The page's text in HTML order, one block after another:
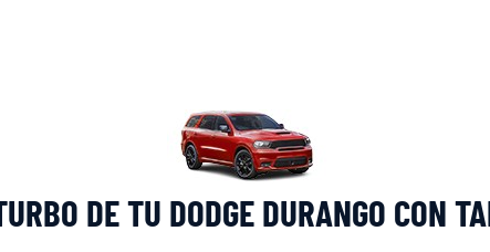
DE TU DODGE DURANGO CON